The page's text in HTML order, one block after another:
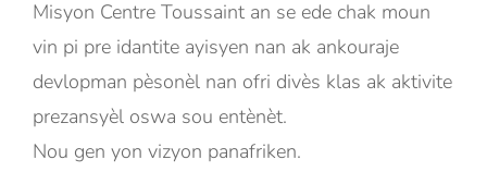
Misyon Centre Toussaint an se ede chak moun
vin pi pre idantite ayisyen nan ak ankouraje
devlopman pèsonèl nan ofri divès klas ak aktivite
prezansyèl oswa sou entènèt.
Nou gen yon vizyon panafriken.